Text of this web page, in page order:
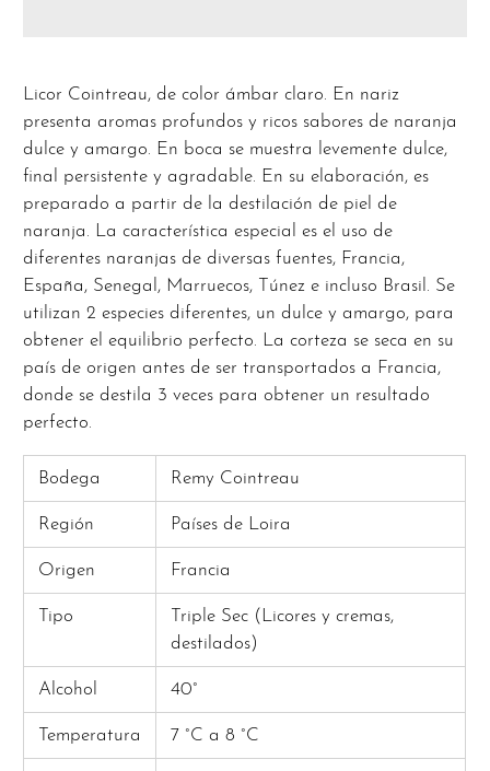
Licor Cointreau, de color ámbar claro. En nariz
presenta aromas profundos y ricos sabores de naranja
dulce y amargo. En boca se muestra levemente dulce,
final persistente y agradable. En su elaboración, es
preparado a partir de la destilación de piel de
naranja. La característica especial es el uso de
diferentes naranjas de diversas fuentes, Francia,
España, Senegal, Marruecos, Túnez e incluso Brasil. Se
utilizan 2 especies diferentes, un dulce y amargo, para
obtener el equilibrio perfecto. La corteza se seca en su
país de origen antes de ser transportados a Francia,
donde se destila 3 veces para obtener un resultado
perfecto.
Bodega Remy Cointreau
Región Países de Loira
Origen Francia
Tipo
Triple Sec (Licores y cremas,
destilados)
Alcohol 40°
Temperatura 7 °C a 8 °C